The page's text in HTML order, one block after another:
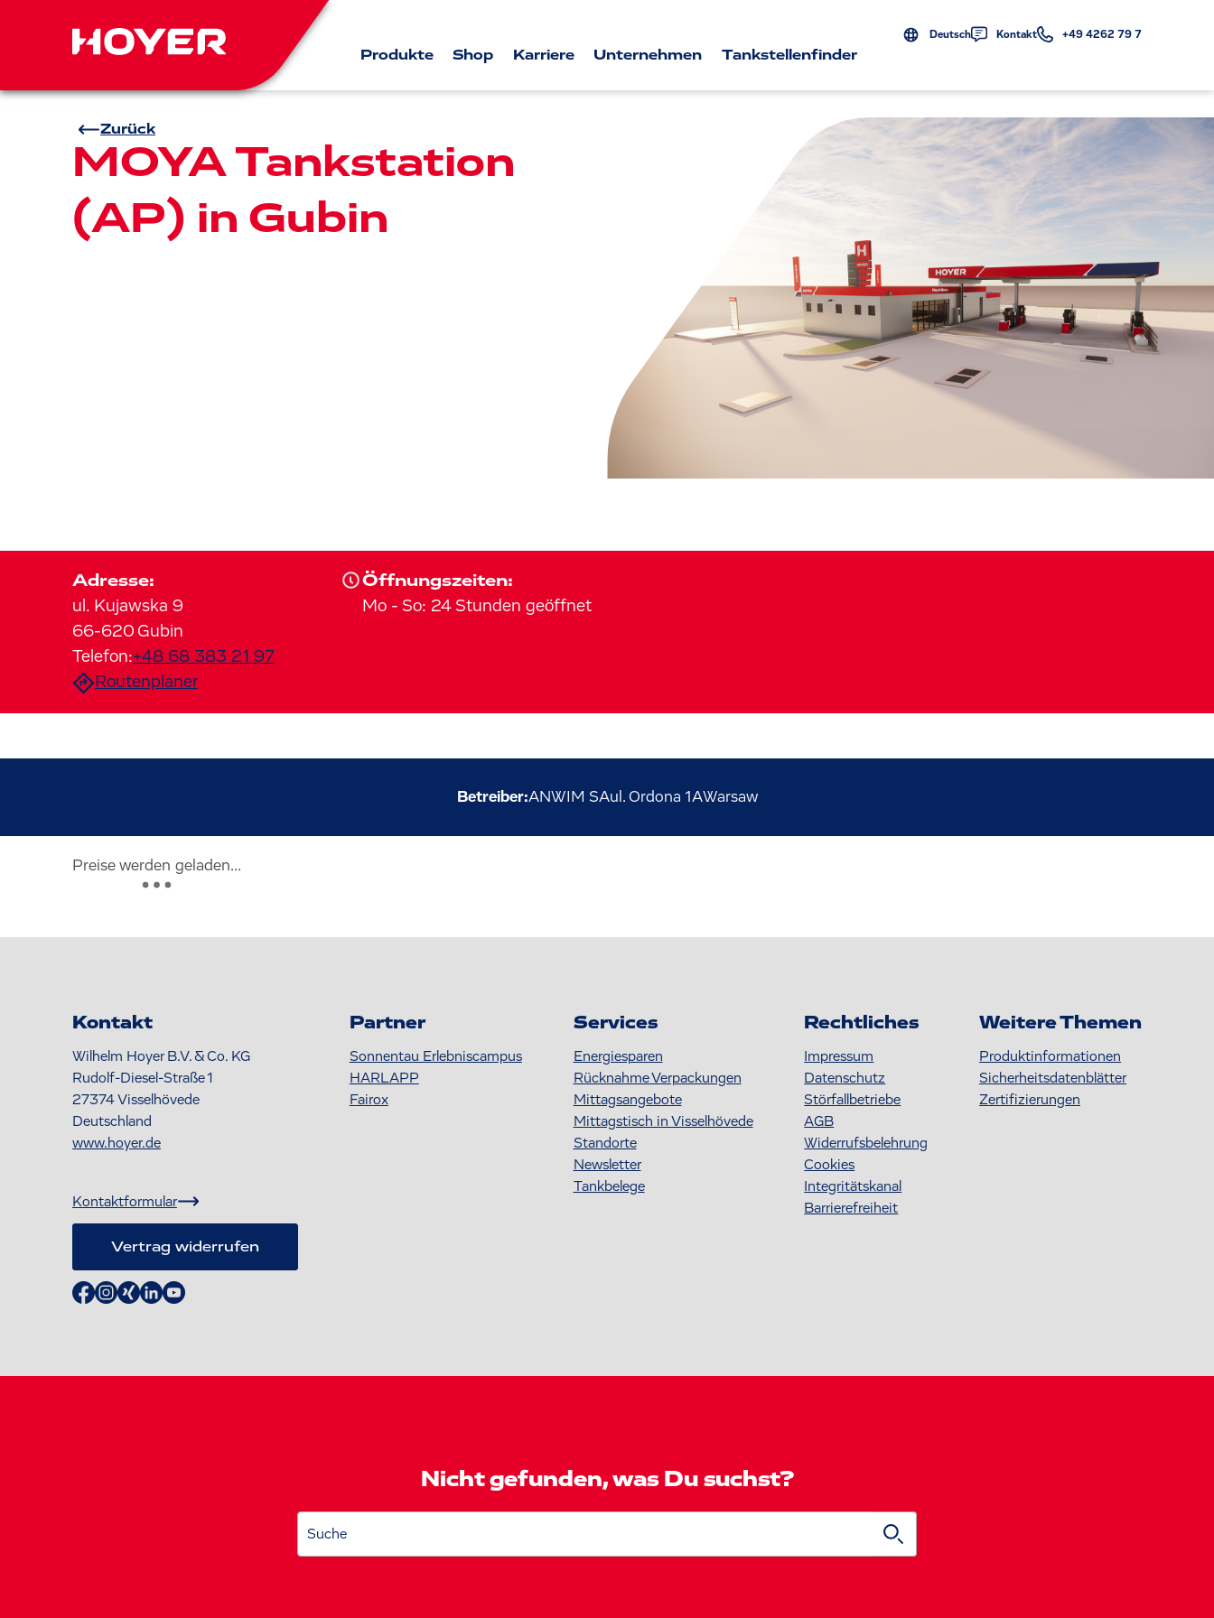
Deutsch Kontakt +49 4262 79 7
Produkte Shop Karriere Unternehmen Tankstellenfinder
Zurück
MOYA Tankstation
(AP) in Gubin
Adresse:
ul. Kujawska 9
66-620 Gubin
Telefon:+48 68 383 21 97
Routenplaner
Öffnungszeiten:
Mo - So: 24 Stunden geöffnet
Betreiber:ANWIM SAul. Ordona 1AWarsaw
Preise werden geladen...
Kontakt
Wilhelm Hoyer B.V. & Co. KG
Rudolf-Diesel-Straße 1
27374Visselhövede
Deutschland
www.hoyer.de
Kontaktformular
Vertrag widerrufen
Partner
Sonnentau Erlebniscampus
HARLAPP
Fairox
Services
Energiesparen
Rücknahme Verpackungen
Mittagsangebote
Mittagstisch in Visselhövede
Standorte
Newsletter
Tankbelege
Rechtliches
Impressum
Datenschutz
Störfallbetriebe
AGB
Widerrufsbelehrung
Cookies
Integritätskanal
Barrierefreiheit
Weitere Themen
Produktinformationen
S icherheitsdatenblätter
Zertifizierungen
Nicht gefunden, was Du suchst?
Suche